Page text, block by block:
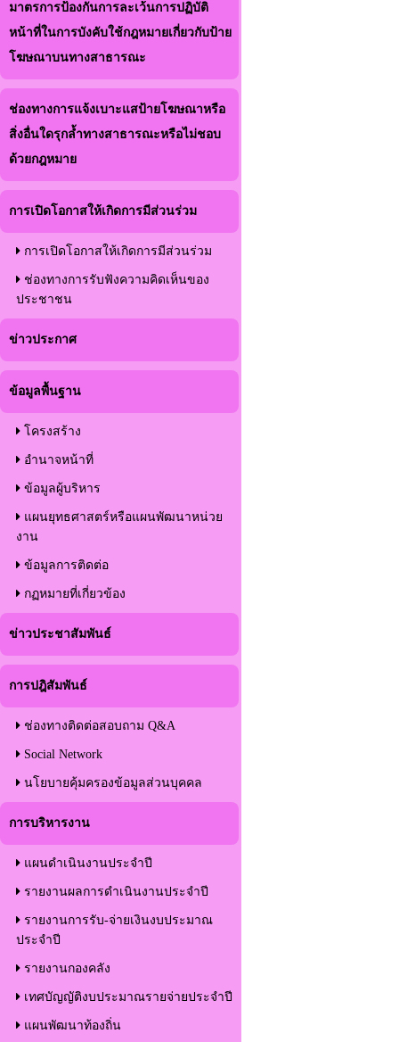
มาตรการป้องกันการละเว้นการปฏิบัติ
หน้าที่ในการบังคับใช้กฎหมายเกี่ยวกับป้าย
โฆษณาบนทางสาธารณะ
ช่องทางการแจ้งเบาะแสป้ายโฆษณาหรือ
สิ่งอื่นใดรุกล้ำทางสาธารณะหรือไม่ชอบ
ด้วยกฎหมาย
การเปิดโอกาสให้เกิดการมีส่วนร่วม
การเปิดโอกาสให้เกิดการมีส่วนร่วม
ช่องทางการรับฟังความคิดเห็นของ
ประชาชน
ข่าวประกาศ
ข้อมูลพื้นฐาน
โครงสร้าง
อำนาจหน้าที่
ข้อมูลผู้บริหาร
แผนยุทธศาสตร์หรือแผนพัฒนาหน่วย
งาน
ข้อมูลการติดต่อ
กฏหมายที่เกี่ยวข้อง
ข่าวประชาสัมพันธ์
การปฎิสัมพันธ์
ช่องทางติดต่อสอบถาม Q&A
Social Network
นโยบายคุ้มครองข้อมูลส่วนบุคคล
การบริหารงาน
แผนดำเนินงานประจำปี
รายงานผลการดำเนินงานประจำปี
รายงานการรับ-จ่ายเงินงบประมาณ
ประจำปี
รายงานกองคลัง
เทศบัญญัติงบประมาณรายจ่ายประจำปี
แผนพัฒนาท้องถิ่น